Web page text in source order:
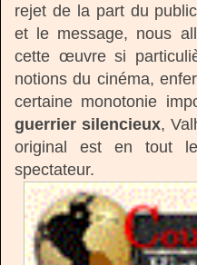
rejet de la part du
et le message, nous
cette œuvre si
notions du cinéma,
certaine monotonie
guerrier silencieux,
original est en tout
spectateur.